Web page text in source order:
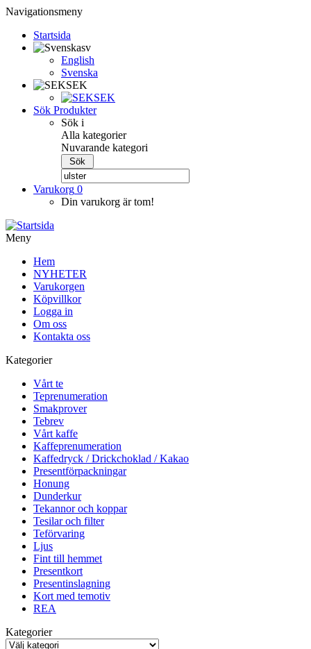
Navigationsmeny
Startsida
sv
English
Svenska
SEK
SEK
Sök Produkter
Sök i
Alla kategorier
Nuvarande kategori
Varukorg 0
Din varukorg är tom!
Meny
Hem
NYHETER
Varukorgen
Köpvillkor
Logga in
Om oss
Kontakta oss
Kategorier
Vårt te
Teprenumeration
Smakprover
Tebrev
Vårt kaffe
Kaffeprenumeration
Kaffedryck / Drickchoklad / Kakao
Presentförpackningar
Honung
Dunderkur
Tekannor och koppar
Tesilar och filter
Teförvaring
Ljus
Fint till hemmet
Presentkort
Presentinslagning
Kort med temotiv
REA
Kategorier